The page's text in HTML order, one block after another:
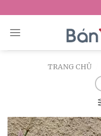
to
content
TRANG CHỦ